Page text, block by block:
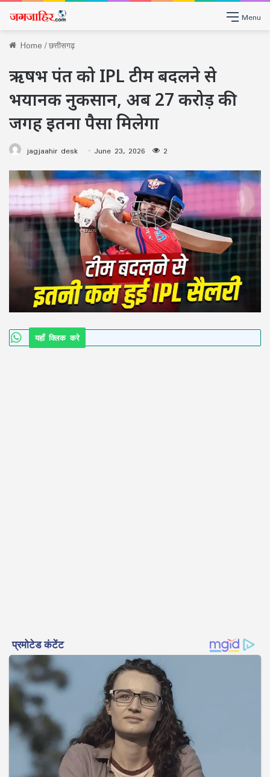
Menu
Home/छत्तीसगढ़
ऋषभ पंत को IPL टीम बदलने से
भयानक नुकसान, अब 27 करोड़ की
जगह इतना पैसा मिलेगा
jagjaahir desk June 23, 2026 2
यहाँ क्लिक करे